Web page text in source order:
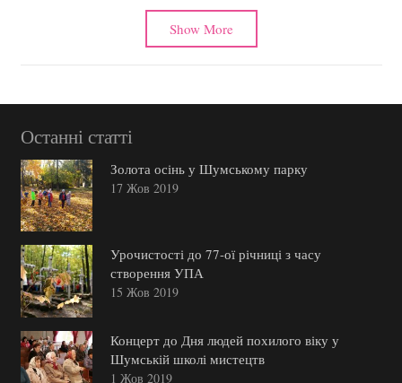
Show More
Останні статті
Золота осінь у Шумському парку
17 Жов 2019
Урочистості до 77-ої річниці з часу
створення УПА
15 Жов 2019
Концерт до Дня людей похилого віку у
Шумській школі мистецтв
1 Жов 2019